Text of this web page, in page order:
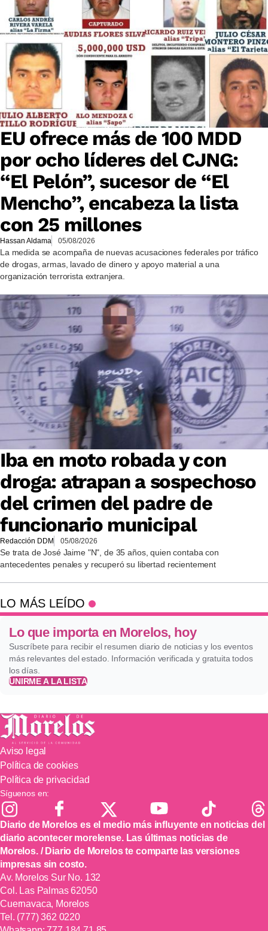
EU ofrece más de 100 MDD
por ocho líderes del CJNG:
“El Pelón”, sucesor de “El
Mencho”, encabeza la lista
con 25 millones
Hassan Aldama 05/08/2026
La medida se acompaña de nuevas acusaciones federales por tráfico
de drogas, armas, lavado de dinero y apoyo material a una
organización terrorista extranjera.
Iba en moto robada y con
droga: atrapan a sospechoso
del crimen del padre de
funcionario municipal
Redacción DDM 05/08/2026
Se trata de José Jaime "N", de 35 años, quien contaba con
antecedentes penales y recuperó su libertad recientement
LO MÁS LEÍDO
Lo que importa en Morelos, hoy
Suscríbete para recibir el resumen diario de noticias y los eventos
más relevantes del estado. Información verificada y gratuita todos
los días.
UNIRME A LA LISTA
Aviso legal
Política de cookies
Política de privacidad
Síguenos en:
Diario de Morelos es el medio más influyente en noticias del
diario acontecer morelense. Las últimas noticias de
Morelos. / Diario de Morelos te comparte las versiones
impresas sin costo.
Av. Morelos Sur No. 132
Col. Las Palmas 62050
Cuernavaca, Morelos
Tel. (777) 362 0220